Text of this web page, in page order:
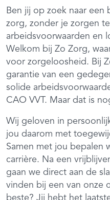
Ben jij op zoek naar een
zorg, zonder je zorgen
arbeidsvoorwaarden en
Welkom bij Zo Zorg,
voor zorgeloosheid. Bij
garantie van een
solide
CAO VVT. Maar dat is
Wij geloven in
jou daarom met
Samen met jou bepalen
carrière. Na een
gaan we direct aan de
vinden bij een van onze
beste? Jij hebt het